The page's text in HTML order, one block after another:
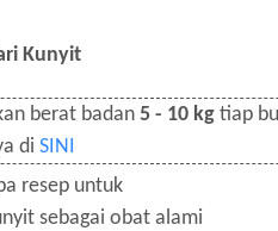
Kunyit
berat badan 5 - 10 kg tiap
di SINI
resep untuk
sebagai obat alami